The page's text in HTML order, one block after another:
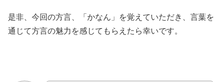
是非、今回の方言、「かなん」を覚えていただき、言葉を
通じて方言の魅力を感じてもらえたら幸いです。